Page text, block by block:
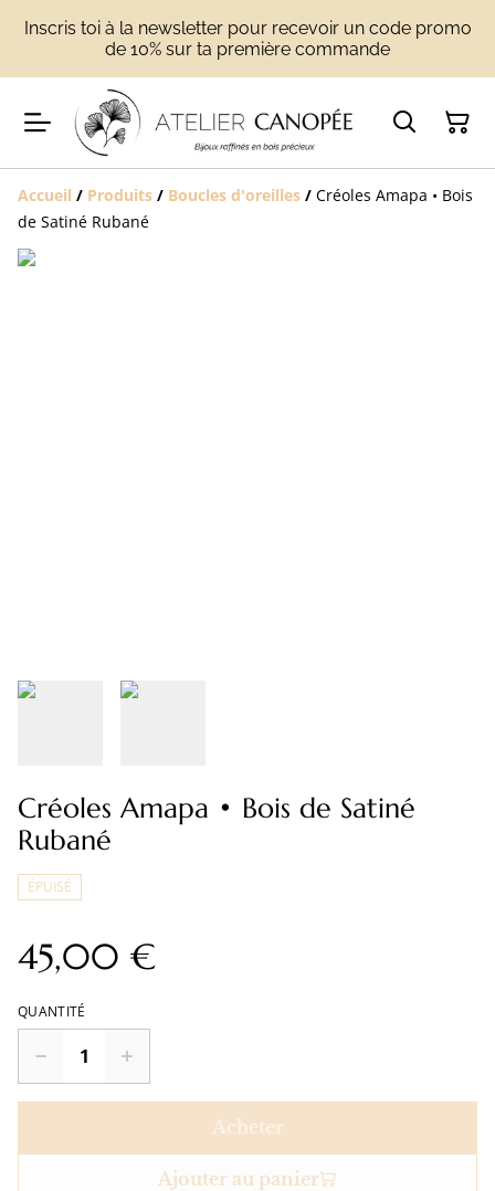
Inscris toi à la newsletter pour recevoir un code promo
de 10% sur ta première commande
Accueil / Produits / Boucles d'oreilles / Créoles Amapa • Bois
de Satiné Rubané
Créoles Amapa • Bois de Satiné
Rubané
ÉPUISÉ
45,00 €
QUANTITÉ
Acheter
Ajouter au panier